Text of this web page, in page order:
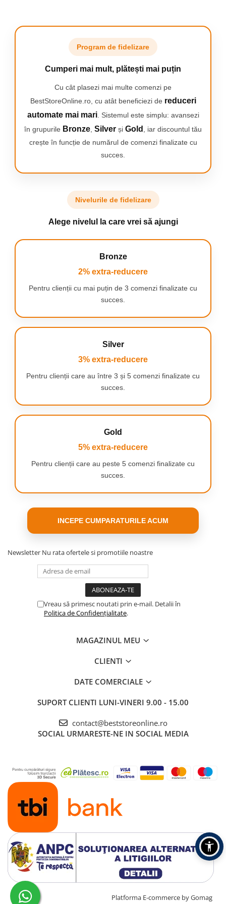
pentru netezirea
incapatanate de pe
toate articolele dvs.
O singura setare optima pentru toate
materialele care pot fi calcate. Garantat
fara arsuri. Datorita tehnologiei
OptimalTEMP, garantam ca acest fier
niciun material ce poate fi calcat si poti
ordine, fara a astepta reglarea
temperaturii sau sortarea hainelor.
Elite
cute cu talpa
Elite foarte neteda
este durabila,
Functia de calcat cu jet de abur vertical
iti permite sa reimprospatezi hainele
direct pe umeras si sa indepartezi
calcat.
Rezervor de apa
de 300 ml
datorita
rezervorului de apa
Oprire automata
Pentru linistea ta, fierul de calcat cu
minute.
detartrare
QuickCalc
Release
detartrare rapida
ajuta la mentinerea
performantei de
indepartarea
depunerilor de
Program de fidelizare
Cumperi mai mult, plătești mai puțin
Cu cât plasezi mai multe comenzi pe
BestStoreOnline.ro, cu atât beneficiezi de reduceri
automate mai mari. Sistemul este simplu: avansezi
în grupurile Bronze Silver și Gold
, iar discountul tău
crește în funcție de numărul de comenzi finalizate cu
succes.
Nivelurile de fidelizare
Alege nivelul la care vrei să ajungi
Bronze
2% extra-reducere
Pentru clienții cu mai puțin de 3 comenzi finalizate cu
succes.
Silver
3% extra-reducere
Pentru clienții care au între 3 și 5 comenzi finalizate cu
succes.
Gold
5% extra-reducere
Pentru clienții care au peste 5 comenzi finalizate cu
succes.
INCEPE CUMPARATURILE ACUM
Newsletter Nu rata ofertele si promotiile noastre
Vreau să primesc noutati prin e-mail. Detalii în
Politica de Confidențialitate.
MAGAZINUL MEU
CLIENTI
DATE COMERCIALE
SUPORT CLIENTI LUNI-VINERI 9.00 - 15.00
contact@beststoreonline.ro
SOCIAL URMARESTE-NE IN SOCIAL MEDIA
Creat cu ❤ și cu 🧠 de TrifanDan.ro Platforma E-commerce by Gomag